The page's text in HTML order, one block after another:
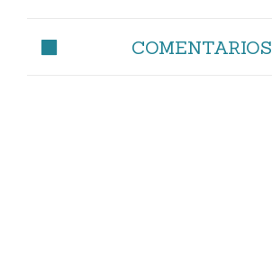
COMENTARIOS